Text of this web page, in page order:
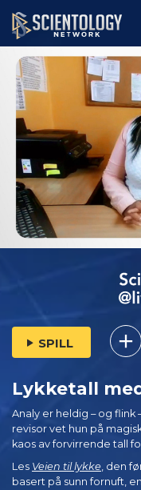
SPILL
Lykketall
Analy er heldig – og flink
revisor vet hun på
kaos av forvirrende tall
Les Veien til lykke, den
basert på sunn fornuft,